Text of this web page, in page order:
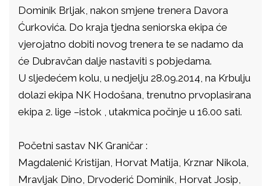
Dominik Brljak, nakon smjene trenera Davora
Ćurkovića. Do kraja tjedna seniorska ekipa će
vjerojatno dobiti novog trenera te se nadamo da
će Dubravčan dalje nastaviti s pobjedama.
U sljedećem kolu, u nedjelju 28.09.2014, na Krbulju
dolazi ekipa NK Hodošana, trenutno prvoplasirana
ekipa 2. lige –istok , utakmica počinje u 16.00 sati.
Početni sastav NK Graničar :
Magdalenić Kristijan, Horvat Matija, Krznar Nikola,
Mravljak Dino, Drvoderić Dominik, Horvat Josip,